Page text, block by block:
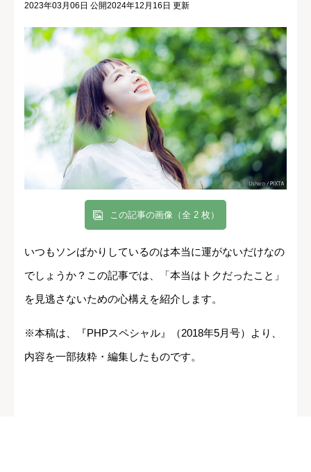
2023年03月06日 公開2024年12月16日 更新
この記事の画像（全 2 枚）
いつもソンばかりしているのは本当に運がないだけなの
でしょうか？この記事では、「本当はトクだったこと」
を見逃さないための心構えを紹介します。
※本稿は、『PHPスペシャル』（2018年5月号）より、
内容を一部抜粋・編集したものです。